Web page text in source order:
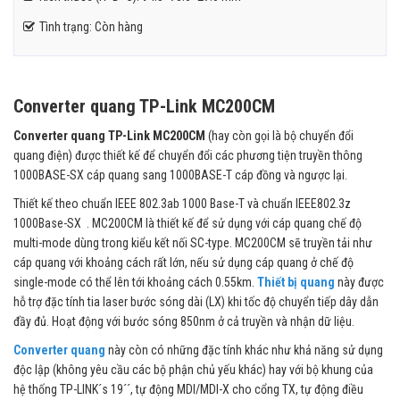
Tình trạng: Còn hàng
Converter quang TP-Link MC200CM
Converter quang TP-Link MC200CM (hay còn gọi là bộ chuyển đổi
quang điện) được thiết kế để chuyển đổi các phương tiện truyền thông
1000BASE-SX cáp quang sang 1000BASE-T cáp đồng và ngược lại.
Thiết kế theo chuẩn IEEE 802.3ab 1000 Base-T và chuẩn IEEE802.3z
1000Base-SX . MC200CM là thiết kế để sử dụng với cáp quang chế độ
multi-mode dùng trong kiểu kết nối SC-type. MC200CM sẽ truyền tải như
cáp quang với khoảng cách rất lớn, nếu sử dụng cáp quang ở chế độ
single-mode có thể lên tới khoảng cách 0.55km. Thiết bị quang này được
hỗ trợ đặc tính tia laser bước sóng dài (LX) khi tốc độ chuyển tiếp dây dẫn
đầy đủ. Hoạt động với bước sóng 850nm ở cả truyền và nhận dữ liệu.
Converter quang này còn có những đặc tính khác như khả năng sử dụng
độc lập (không yêu cầu các bộ phận chủ yếu khác) hay với bộ khung của
hệ thống TP-LINK´s 19´´, tự động MDI/MDI-X cho cổng TX, tự động điều